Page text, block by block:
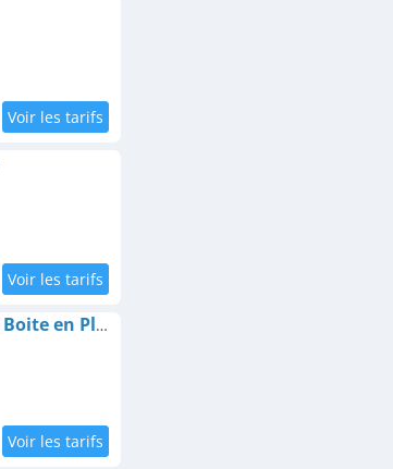
Appartement Chalet Aux Oiseaux - by La Boite en Plus